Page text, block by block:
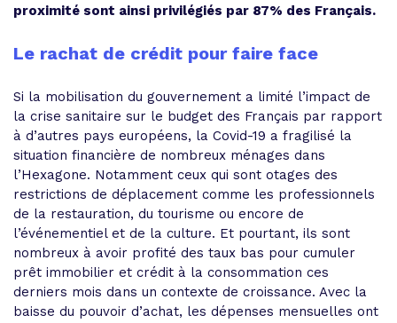
proximité sont ainsi privilégiés par 87% des Français.
Le rachat de crédit pour faire face
Si la mobilisation du gouvernement a limité l’impact de
la crise sanitaire sur le budget des Français par rapport
à d’autres pays européens, la Covid-19 a fragilisé la
situation financière de nombreux ménages dans
l’Hexagone. Notamment ceux qui sont otages des
restrictions de déplacement comme les professionnels
de la restauration, du tourisme ou encore de
l’événementiel et de la culture. Et pourtant, ils sont
nombreux à avoir profité des taux bas pour cumuler
prêt immobilier et crédit à la consommation ces
derniers mois dans un contexte de croissance. Avec la
baisse du pouvoir d’achat, les dépenses mensuelles ont